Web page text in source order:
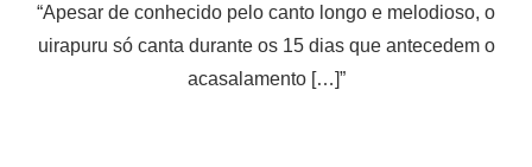
“Apesar de conhecido pelo canto longo e melodioso, o
uirapuru só canta durante os 15 dias que antecedem o
acasalamento […]”